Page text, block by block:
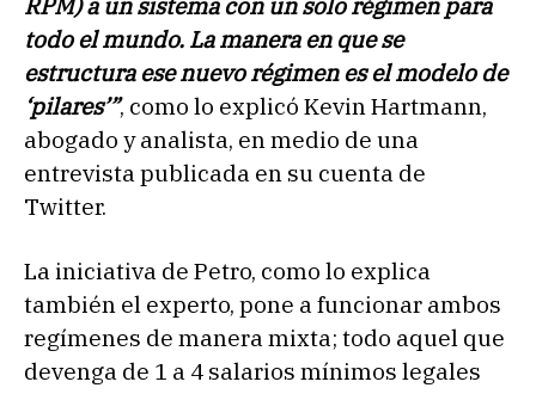
RPM) a un sistema con un solo régimen para
todo el mundo. La manera en que se
estructura ese nuevo régimen es el modelo de
‘pilares’”, como lo explicó Kevin Hartmann,
abogado y analista, en medio de una
entrevista publicada en su cuenta de
Twitter.
La iniciativa de Petro, como lo explica
también el experto, pone a funcionar ambos
regímenes de manera mixta; todo aquel que
devenga de 1 a 4 salarios mínimos legales